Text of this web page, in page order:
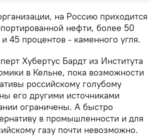
на Россию приходится
нефти, более 50
45 процентов - каменного угля.
Хубертус Бардт из Института
в Кельне, пока возможности
российскому голубому
его другими источниками
ограничены. А быстро
в промышленности и для
газу почти невозможно.